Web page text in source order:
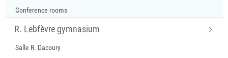
Conference rooms
R. Lebfèvre gymnasium
Salle R. Dacoury